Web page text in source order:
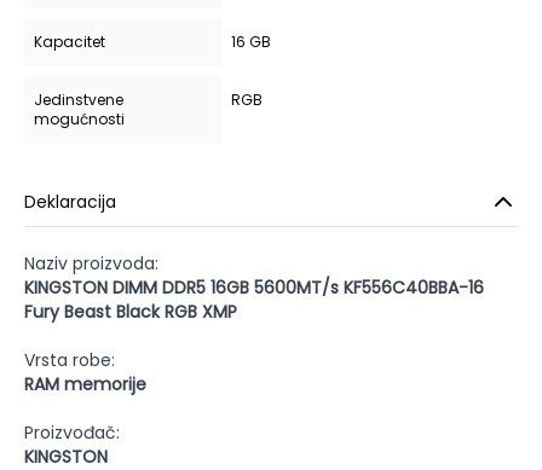
Kapacitet 16 GB
Jedinstvene
mogućnosti
RGB
Deklaracija
Naziv proizvoda:
KINGSTON DIMM DDR5 16GB 5600MT/s KF556C40BBA-16
Fury Beast Black RGB XMP
Vrsta robe:
RAM memorije
Proizvođač:
KINGSTON